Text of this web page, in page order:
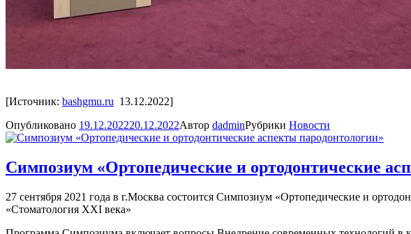
[Источник: bashgmu.ru 13.12.2022]
Опубликовано 19.12.202220.12.2022Автор dadminРубрики Новости
Симпозиум «Ортопедические и ортодонтические
27 сентября 2021 года в г.Москва состоится Симпозиум «Ортопедические и
«Стоматология XXI века»